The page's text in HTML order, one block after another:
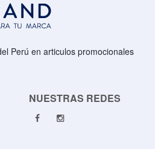
Perú en articulos promocionales
NUESTRAS REDES